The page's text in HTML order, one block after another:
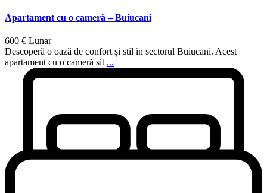
Apartament cu o cameră – Buiucani
600 € Lunar
Descoperă o oază de confort și stil în sectorul Buiucani. Acest
apartament cu o cameră sit ...